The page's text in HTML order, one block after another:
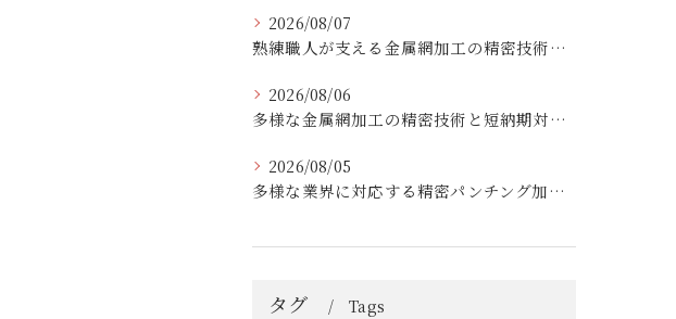
2026/08/07
熟練職人が支える金属網加工の精密技術と柔軟対応
2026/08/06
多様な金属網加工の精密技術と短納期対応の実例
2026/08/05
多様な業界に対応する精密パンチング加工の実践技術
タグ Tags